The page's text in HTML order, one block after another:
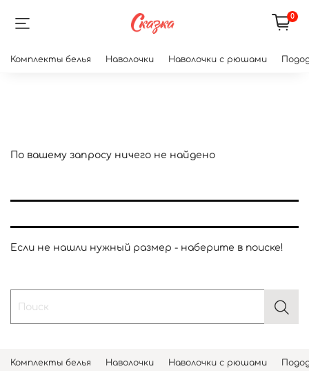
0
Комплекты белья Наволочки Наволочки с рюшами
По вашему запросу ничего не найдено
Если не нашли нужный размер - наберите в поиске!
Комплекты белья Наволочки Наволочки с рюшами